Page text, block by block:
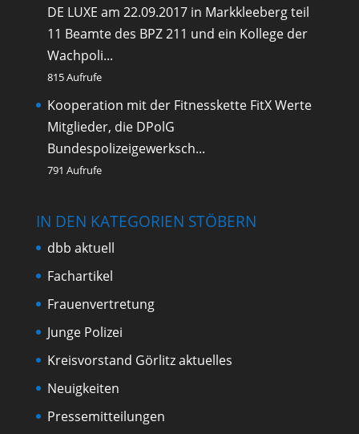
DE LUXE am 22.09.2017 in Markkleeberg teil
11 Beamte des BPZ 211 und ein Kollege der
Wachpoli...
815 Aufrufe
Kooperation mit der Fitnesskette FitXWerte
Mitglieder, die DPolG
Bundespolizeigewerksch...
791 Aufrufe
IN DEN KATEGORIEN STÖBERN
dbb aktuell
Fachartikel
Frauenvertretung
Junge Polizei
Kreisvorstand Görlitz aktuelles
Neuigkeiten
Pressemitteilungen